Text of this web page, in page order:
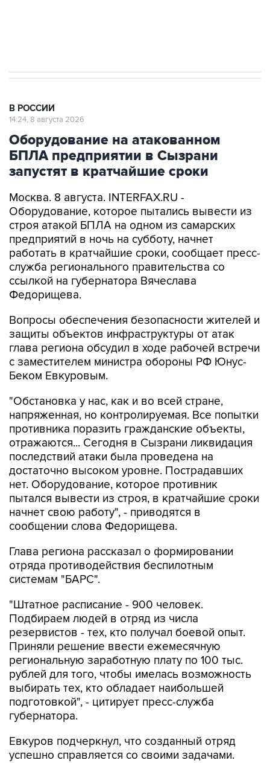
В РОССИИ
14:24, 8 августа 2026
Оборудование на атакованном
БПЛА предприятии в Сызрани
запустят в кратчайшие сроки
Москва. 8 августа. INTERFAX.RU -
Оборудование, которое пытались вывести из
строя атакой БПЛА на одном из самарских
предприятий в ночь на субботу, начнет
работать в кратчайшие сроки, сообщает пресс-
служба регионального правительства со
ссылкой на губернатора Вячеслава
Федорищева.
Вопросы обеспечения безопасности жителей и
защиты объектов инфраструктуры от атак
глава региона обсудил в ходе рабочей встречи
с заместителем министра обороны РФ Юнус-
Беком Евкуровым.
"Обстановка у нас, как и во всей стране,
напряженная, но контролируемая. Все попытки
противника поразить гражданские объекты,
отражаются... Сегодня в Сызрани ликвидация
последствий атаки была проведена на
достаточно высоком уровне. Пострадавших
нет. Оборудование, которое противник
пытался вывести из строя, в кратчайшие сроки
начнет свою работу", - приводятся в
сообщении слова Федорищева.
Глава региона рассказал о формировании
отряда противодействия беспилотным
системам "БАРС".
"Штатное расписание - 900 человек.
Подбираем людей в отряд из числа
резервистов - тех, кто получал боевой опыт.
Приняли решение ввести ежемесячную
региональную заработную плату по 100 тыс.
рублей для того, чтобы имелась возможность
выбирать тех, кто обладает наибольшей
подготовкой", - цитирует пресс-служба
губернатора.
Евкуров подчеркнул, что созданный отряд
успешно справляется со своими задачами.